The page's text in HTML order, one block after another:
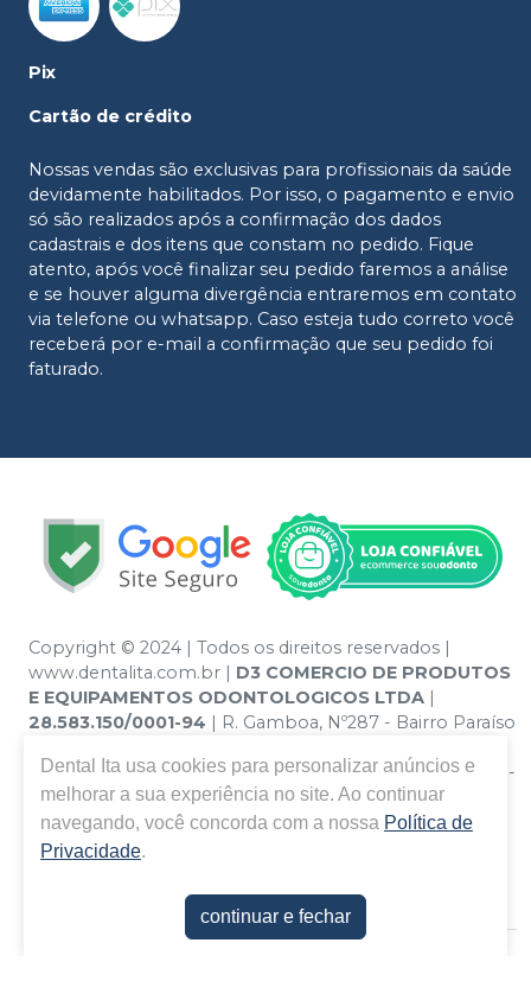
Pix
Cartão de crédito
Nossas vendas são exclusivas para profissionais da saúde
devidamente habilitados. Por isso, o pagamento e envio
só são realizados após a confirmação dos dados
cadastrais e dos itens que constam no pedido. Fique
atento, após você finalizar seu pedido faremos a análise
e se houver alguma divergência entraremos em contato
via telefone ou whatsapp. Caso esteja tudo correto você
receberá por e-mail a confirmação que seu pedido foi
faturado.
Copyright © 2024 | Todos os direitos reservados |
www.dentalita.com.br | D3 COMERCIO DE PRODUTOS
E EQUIPAMENTOS ODONTOLOGICOS LTDA |
28.583.150/0001-94 | R. Gamboa, Nº287 - Bairro Paraíso
Privacidade e Segurança - Fotos meramente ilustrativas -
Os preços e condições da loja virtual estão sujeitos a
alterações. Em caso de divergência de preços no site, o
valor válido é o do Carrinho de Compra. Não vendemos
atender compras de grandes volumes pelo site.
Dental Ita usa cookies para personalizar anúncios e
melhorar a sua experiência no site. Ao continuar
navegando, você concorda com a nossa Política de
Privacidade.
continuar e fechar